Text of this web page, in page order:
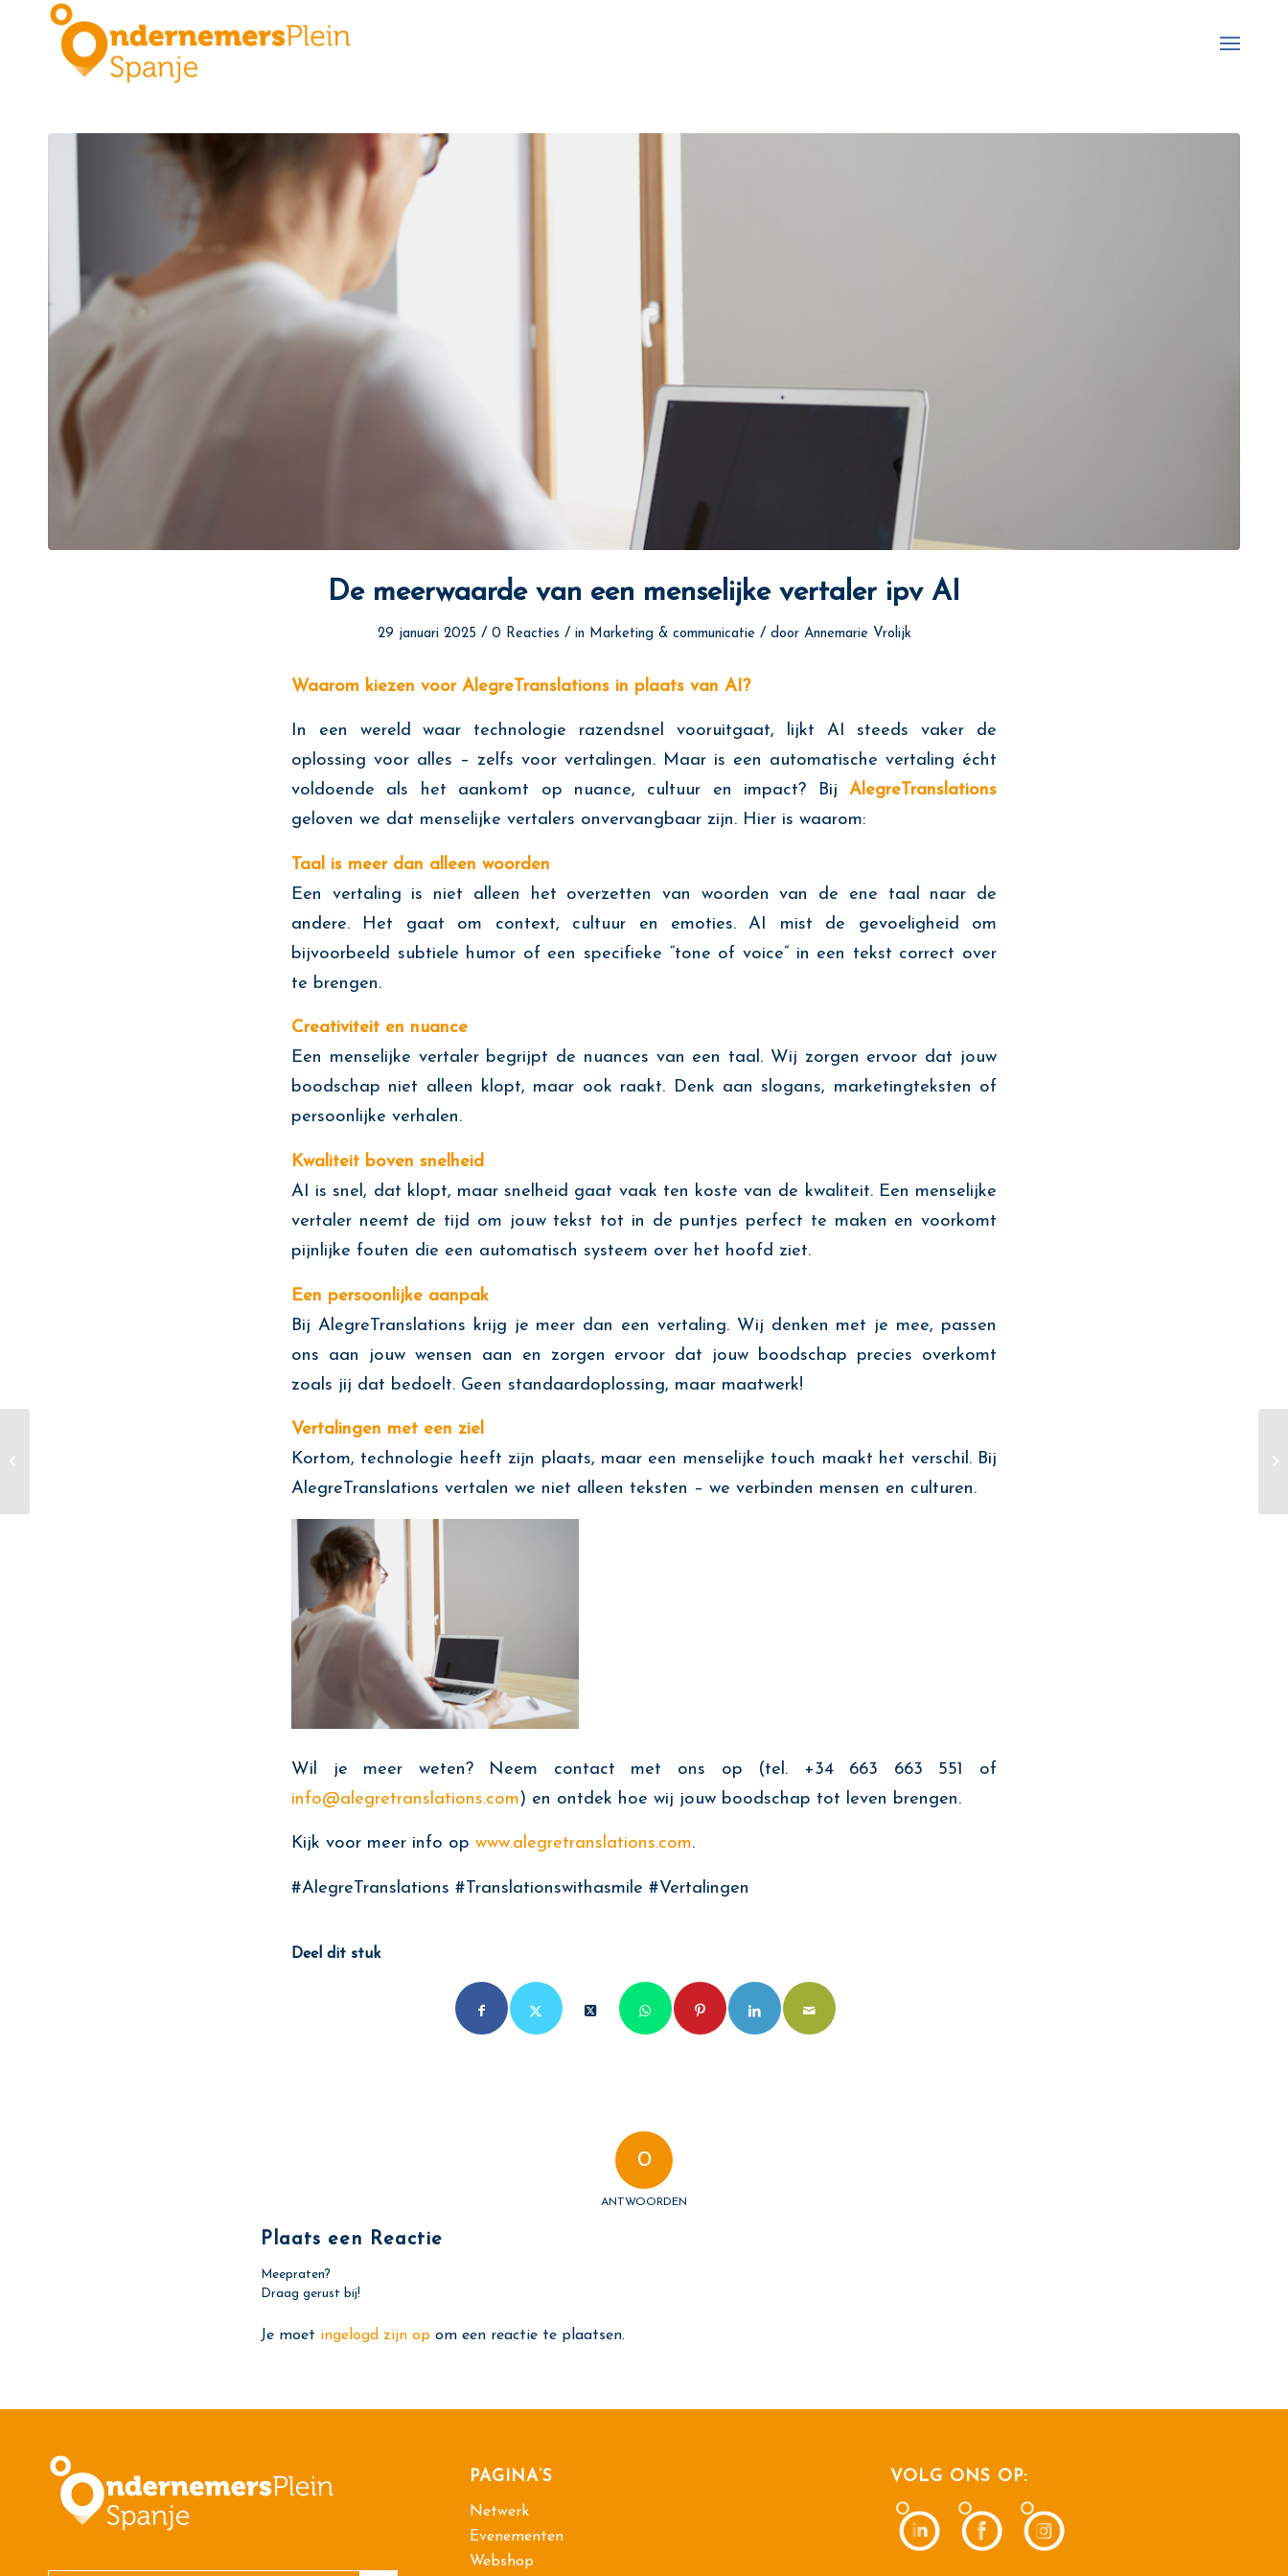
De meerwaarde van een menselijke vertaler ipv AI
29 januari 2025 / 0 Reacties / in Marketing & communicatie / door Annemarie Vrolijk
Waarom kiezen voor AlegreTranslations in plaats van AI?
In een wereld waar technologie razendsnel vooruitgaat, lijkt AI steeds vaker de
oplossing voor alles – zelfs voor vertalingen. Maar is een automatische vertaling écht
voldoende als het aankomt op nuance, cultuur en impact? Bij AlegreTranslations
geloven we dat menselijke vertalers onvervangbaar zijn. Hier is waarom:
Taal is meer dan alleen woorden
Een vertaling is niet alleen het overzetten van woorden van de ene taal naar de
andere. Het gaat om context, cultuur en emoties. AI mist de gevoeligheid om
bijvoorbeeld subtiele humor of een specifieke “tone of voice” in een tekst correct over
te brengen.
Creativiteit en nuance
Een menselijke vertaler begrijpt de nuances van een taal. Wij zorgen ervoor dat jouw
boodschap niet alleen klopt, maar ook raakt. Denk aan slogans, marketingteksten of
persoonlijke verhalen.
Kwaliteit boven snelheid
AI is snel, dat klopt, maar snelheid gaat vaak ten koste van de kwaliteit. Een menselijke
vertaler neemt de tijd om jouw tekst tot in de puntjes perfect te maken en voorkomt
pijnlijke fouten die een automatisch systeem over het hoofd ziet.
Een persoonlijke aanpak
Bij AlegreTranslations krijg je meer dan een vertaling. Wij denken met je mee, passen
ons aan jouw wensen aan en zorgen ervoor dat jouw boodschap precies overkomt
zoals jij dat bedoelt. Geen standaardoplossing, maar maatwerk!
Vertalingen met een ziel
Kortom, technologie heeft zijn plaats, maar een menselijke touch maakt het verschil. Bij
AlegreTranslations vertalen we niet alleen teksten – we verbinden mensen en culturen.
Wil je meer weten? Neem contact met ons op (tel. +34 663 663 551 of
info@alegretranslations.com) en ontdek hoe wij jouw boodschap tot leven brengen.
Kijk voor meer info op www.alegretranslations.com.
#AlegreTranslations #Translationswithasmile #Vertalingen
Deel dit stuk
0
ANTWOORDEN
Plaats een Reactie
Meepraten?
Draag gerust bij!
Je moet ingelogd zijn op om een reactie te plaatsen.
PAGINA’S
Netwerk
Evenementen
Webshop
VOLG ONS OP: